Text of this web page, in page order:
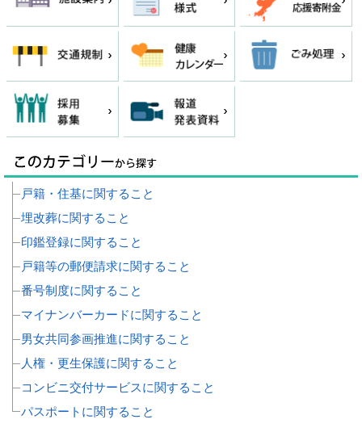
戸籍・住基に関すること
埋改葬に関すること
印鑑登録に関すること
戸籍等の郵便請求に関すること
番号制度に関すること
マイナンバーカードに関すること
男女共同参画推進に関すること
人権・更生保護に関すること
コンビニ交付サービスに関すること
パスポートに関すること